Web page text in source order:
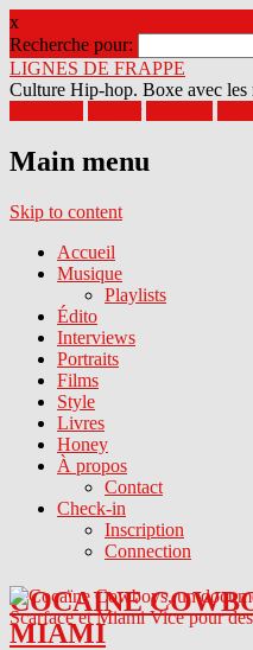
x
Recherche pour:
LIGNES DE FRAPPE
Culture Hip-hop. Boxe avec les
Main menu
Skip to content
Accueil
Musique
Playlists
Édito
Interviews
Portraits
Films
Style
Livres
Honey
À propos
Contact
Check-in
Inscription
Connection
COCAINE
MIAMI